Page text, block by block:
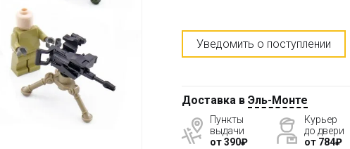
Уведомить о поступлении
Доставка в Эль-Монте
Пункты
выдачи
от 390₽
Курьер
до двери
от 784₽